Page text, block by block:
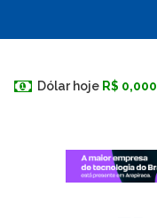
Dólar hoje R$ 0,000